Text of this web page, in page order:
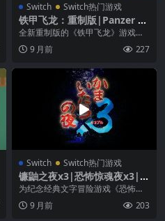
Switch Switch热门游戏
铁甲飞龙：重制版|Panzer Dr
agoon: Remake中文
全新重制版的《铁甲飞龙》游戏
——忠于原作，改进了画面和控
制，符合现代游戏标准！ ...
9 月前 227
Switch Switch热门游戏
镰鼬之夜x3|恐怖惊魂夜x3|K
amaitachi no Yoru x3
为纪念经典文字冒险游戏《恐怖惊
魂夜》系列 30 周年，《恐怖惊魂夜
×3》正式发布...
9 月前 203